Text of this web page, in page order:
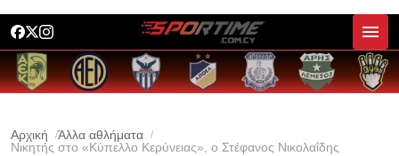
Αρχική
Άλλα αθλήματα
Νικητής στο «Κύπελλο Κερύνειας», ο Στέφανος Νικολαΐδης